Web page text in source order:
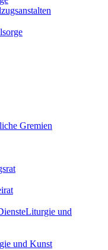
Gremien
Liturgie und
und Kunst